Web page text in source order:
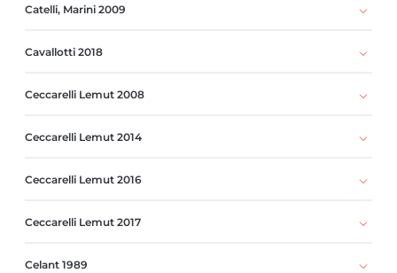
Catelli, Marini 2009
Cavallotti 2018
Ceccarelli Lemut 2008
Ceccarelli Lemut 2014
Ceccarelli Lemut 2016
Ceccarelli Lemut 2017
Celant 1989